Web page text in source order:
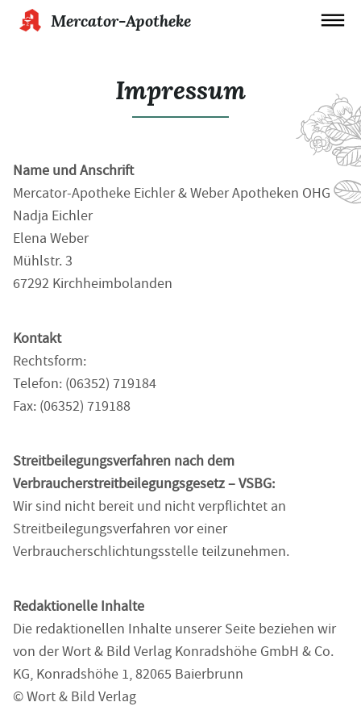
Mercator-Apotheke
Impressum
Name und Anschrift
Mercator-Apotheke Eichler & Weber Apotheken OHG
Nadja Eichler
Elena Weber
Mühlstr. 3
67292 Kirchheimbolanden
Kontakt
Rechtsform:
Telefon: (06352) 719184
Fax: (06352) 719188
Streitbeilegungsverfahren nach dem
Verbraucherstreitbeilegungsgesetz – VSBG:
Wir sind nicht bereit und nicht verpflichtet an
Streitbeilegungsverfahren vor einer
Verbraucherschlichtungsstelle teilzunehmen.
Redaktionelle Inhalte
Die redaktionellen Inhalte unserer Seite beziehen wir
von der Wort & Bild Verlag Konradshöhe GmbH & Co.
KG, Konradshöhe 1, 82065 Baierbrunn
© Wort & Bild Verlag